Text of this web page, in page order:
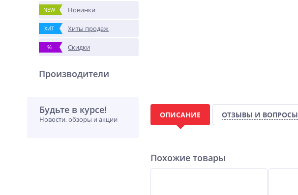
NEW Новинки
ХИТ Хиты продаж
% Скидки
Производители
Будьте в курсе!
Новости, обзоры и акции ОПИСАНИЕ ОТЗЫВЫ И ВОПРОСЫ
Похожие товары